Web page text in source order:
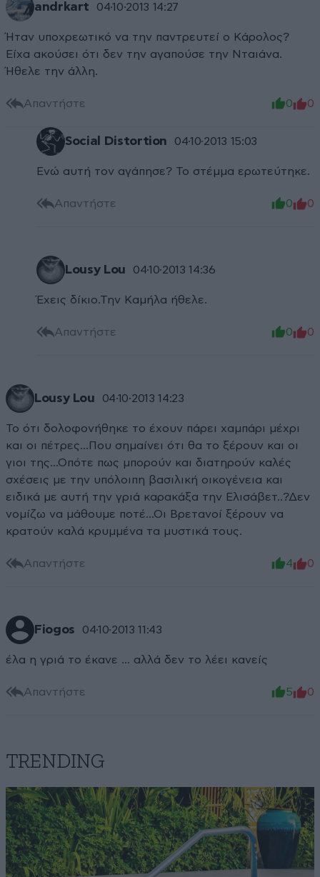
andrkart 04·10·2013 14:27
Ήταν υποχρεωτικό να την παντρευτεί ο Κάρολος?
Είχα ακούσει ότι δεν την αγαπούσε την Νταιάνα.
Ήθελε την άλλη.
Απαντήστε 0 0
Social Distortion 04·10·2013 15:03
Ενώ αυτή τον αγάπησε? Το στέμμα ερωτεύτηκε.
Απαντήστε 0 0
Lousy Lou 04·10·2013 14:36
Έχεις δίκιο.Την Καμήλα ήθελε.
Απαντήστε 0 0
Lousy Lou 04·10·2013 14:23
Το ότι δολοφονήθηκε το έχουν πάρει χαμπάρι μέχρι
και οι πέτρες...Που σημαίνει ότι θα το ξέρουν και οι
γιοι της...Οπότε πως μπορούν και διατηρούν καλές
σχέσεις με την υπόλοιπη βασιλική οικογένεια και
ειδικά με αυτή την γριά καρακάξα την Ελισάβετ..?Δεν
νομίζω να μάθουμε ποτέ...Οι Βρετανοί ξέρουν να
κρατούν καλά κρυμμένα τα μυστικά τους.
Απαντήστε 4 0
Fiogos 04·10·2013 11:43
έλα η γριά το έκανε ... αλλά δεν το λέει κανείς
Απαντήστε 5 0
TRENDING